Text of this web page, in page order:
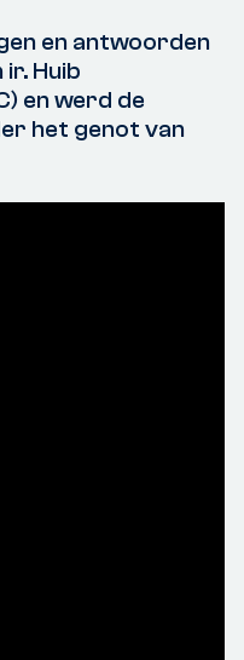
en antwoorden
Huib
en werd de
het genot van